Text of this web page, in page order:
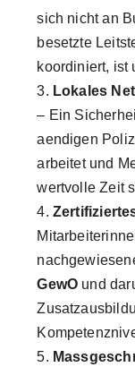
sich nicht an
besetzte
koordiniert, ist
Lokales
– Ein
aendigen
arbeitet und
wertvolle Zeit
GewO und